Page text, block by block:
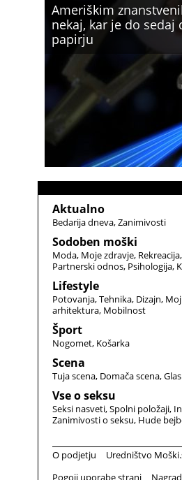
Ameriškim
nekaj, kar je do sedaj
papirju
Aktualno
Bedarija dneva Zanimivosti
Sodoben moški
Moda Moje zdravje Rekreacija
Partnerski odnos Psihologija
Lifestyle
Potovanja Tehnika Dizajn
arhitektura Mobilnost
Šport
Nogomet Košarka
Scena
Tuja scena Domača scena
Vse o seksu
Seksi nasveti Spolni položaji
Zanimivosti o seksu Hude
O podjetju Uredništvo
Pogoji uporabe strani